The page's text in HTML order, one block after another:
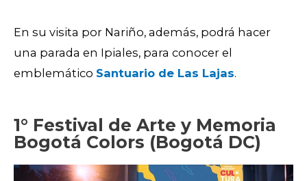
En su visita por Nariño, además, podrá hacer
una parada en Ipiales, para conocer el
emblemático Santuario de Las Lajas.
1° Festival de Arte y Memoria
Bogotá Colors (Bogotá DC)